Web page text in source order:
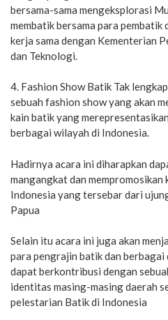
bersama-sama mengeksplorasi
membatik bersama para
kerja sama dengan Kementerian
dan Teknologi.
4. Fashion Show Batik Tak
sebuah fashion show yang akan
kain batik yang
berbagai wilayah di Indonesia.
Hadirnya acara ini diharapkan
mangangkat dan mempromosikan
Indonesia yang tersebar dari
Papua
Selain itu acara ini juga akan
para pengrajin batik dan
dapat berkontribusi dengan
identitas masing-masing daerah
pelestarian Batik di Indonesia